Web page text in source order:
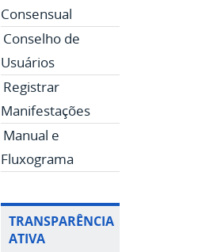
Consensual
Conselho de
Usuários
Registrar
Manifestações
Manual e
Fluxograma
TRANSPARÊNCIA
ATIVA